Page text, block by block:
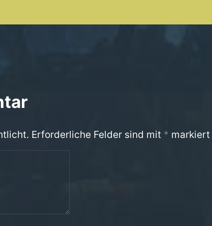
Erforderliche Felder sind mit * markiert